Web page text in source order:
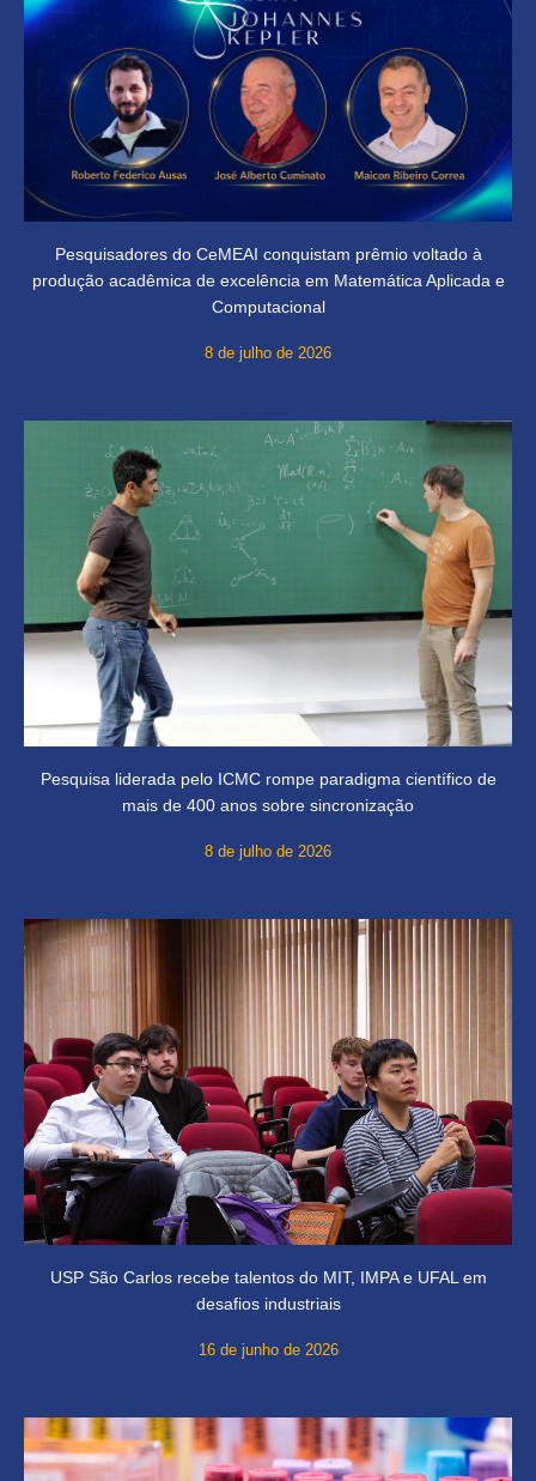
Pesquisadores do CeMEAI conquistam prêmio voltado à
produção acadêmica de excelência em Matemática Aplicada e
Computacional
8 de julho de 2026
Pesquisa liderada pelo ICMC rompe paradigma científico de
mais de 400 anos sobre sincronização
8 de julho de 2026
USP São Carlos recebe talentos do MIT, IMPA e UFAL em
desafios industriais
16 de junho de 2026